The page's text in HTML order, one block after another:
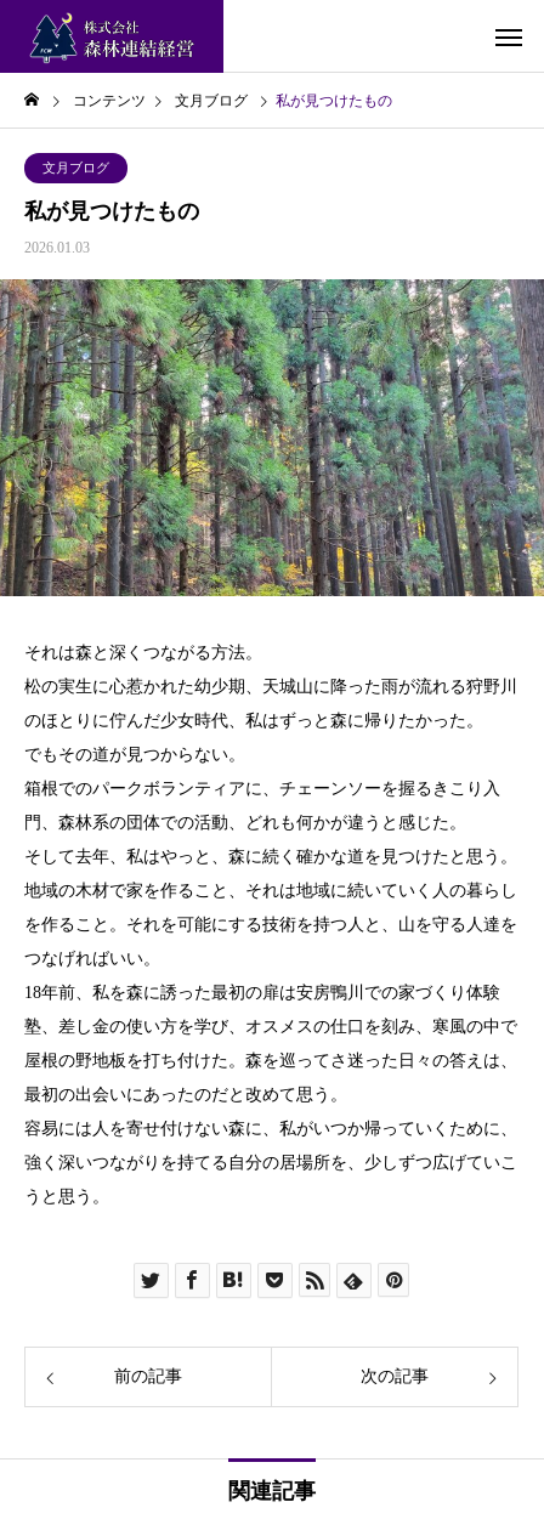
コンテンツ 文月ブログ 私が見つけたもの
文月ブログ
私が見つけたもの
2026.01.03
それは森と深くつながる方法。
松の実生に心惹かれた幼少期、天城山に降った雨が流れる狩野川
のほとりに佇んだ少女時代、私はずっと森に帰りたかった。
でもその道が見つからない。
箱根でのパークボランティアに、チェーンソーを握るきこり入
門、森林系の団体での活動、どれも何かが違うと感じた。
そして去年、私はやっと、森に続く確かな道を見つけたと思う。
地域の木材で家を作ること、それは地域に続いていく人の暮らし
を作ること。それを可能にする技術を持つ人と、山を守る人達を
つなげればいい。
18年前、私を森に誘った最初の扉は安房鴨川での家づくり体験
塾、差し金の使い方を学び、オスメスの仕口を刻み、寒風の中で
屋根の野地板を打ち付けた。森を巡ってさ迷った日々の答えは、
最初の出会いにあったのだと改めて思う。
容易には人を寄せ付けない森に、私がいつか帰っていくために、
強く深いつながりを持てる自分の居場所を、少しずつ広げていこ
うと思う。
前の記事 次の記事
関連記事